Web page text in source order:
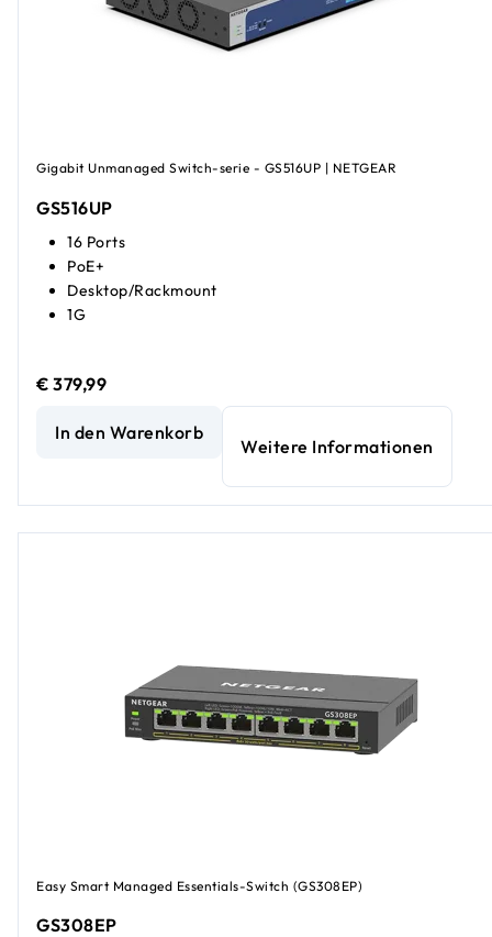
Gigabit Unmanaged Switch-serie - GS516UP | NETGEAR
GS516UP
16 Ports
PoE+
Desktop/Rackmount
1G
€ 379,99
Unmanaged Hochleistungs-PoE+-Switch mit 16 Gigabit-
In den Warenkorb
Weitere Informationen
Easy Smart Managed Essentials-Switch (GS308EP)
GS308EP